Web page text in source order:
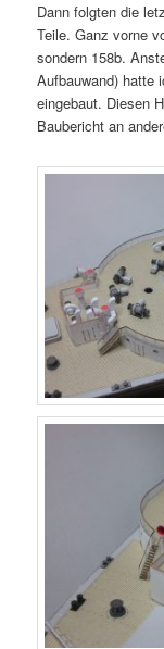
Dann folgten die
Teile. Ganz vorne
sondern 158b.
Aufbauwand) hatte
eingebaut. Diesen
Baubericht an